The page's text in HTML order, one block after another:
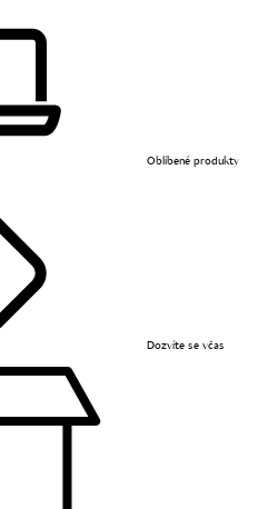
Oblíbené produkty
Dozvíte se včas